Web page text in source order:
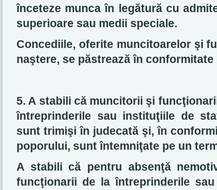
înceteze munca în legătură cu
superioare sau medii speciale.
Concediile, oferite muncitoarelor şi
naştere, se păstrează în
5. A stabili că muncitorii şi
întreprinderile sau instituţiile de
sunt trimişi în judecată şi, în
poporului, sunt întemniţate pe un
A stabili că pentru absenţă
funcţionarii de la întreprinderile